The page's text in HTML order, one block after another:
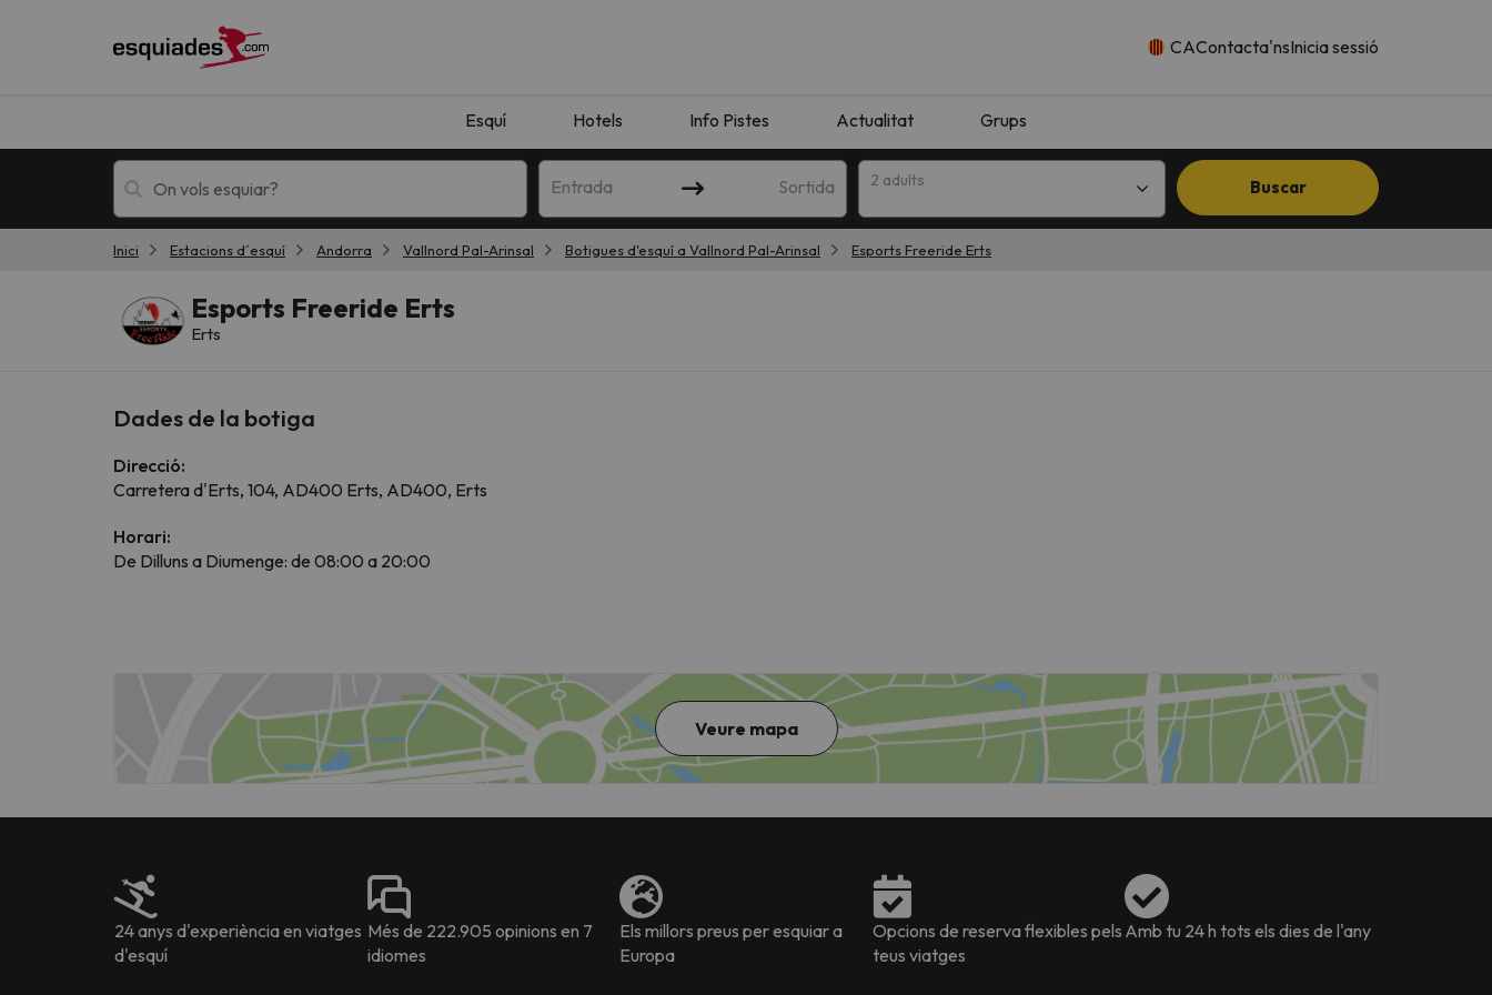
CAContacta'nsInicia sessió
Esquí Hotels Info Pistes Actualitat Grups
Entrada Sortida 2 adults Buscar
!Vaja! No hem trobat resultats que coincideixin amb la teva cerca. Intenteu modificar la destinació.
Vaja! Sembla que el nostre cercador ha perdut el nord. Quan trobi la seva brúixola torna.
Inici Estacions d´esquí Andorra Vallnord Pal-Arinsal Botigues d'esquí a Vallnord Pal-Arinsal Esports Freeride Erts
Esports Freeride Erts
Erts
Dades de la botiga
Direcció:
Carretera d'Erts, 104, AD400 Erts, AD400, Erts
Horari:
De Dilluns a Diumenge: de 08:00 a 20:00
Veure mapa
24 anys d'experiència en viatges
d'esquí
Més de 222.905 opinions en 7
idiomes
Els millors preus per esquiar a
Europa
Opcions de reserva flexibles pels
teus viatges
Amb tu 24 h tots els dies de l'any